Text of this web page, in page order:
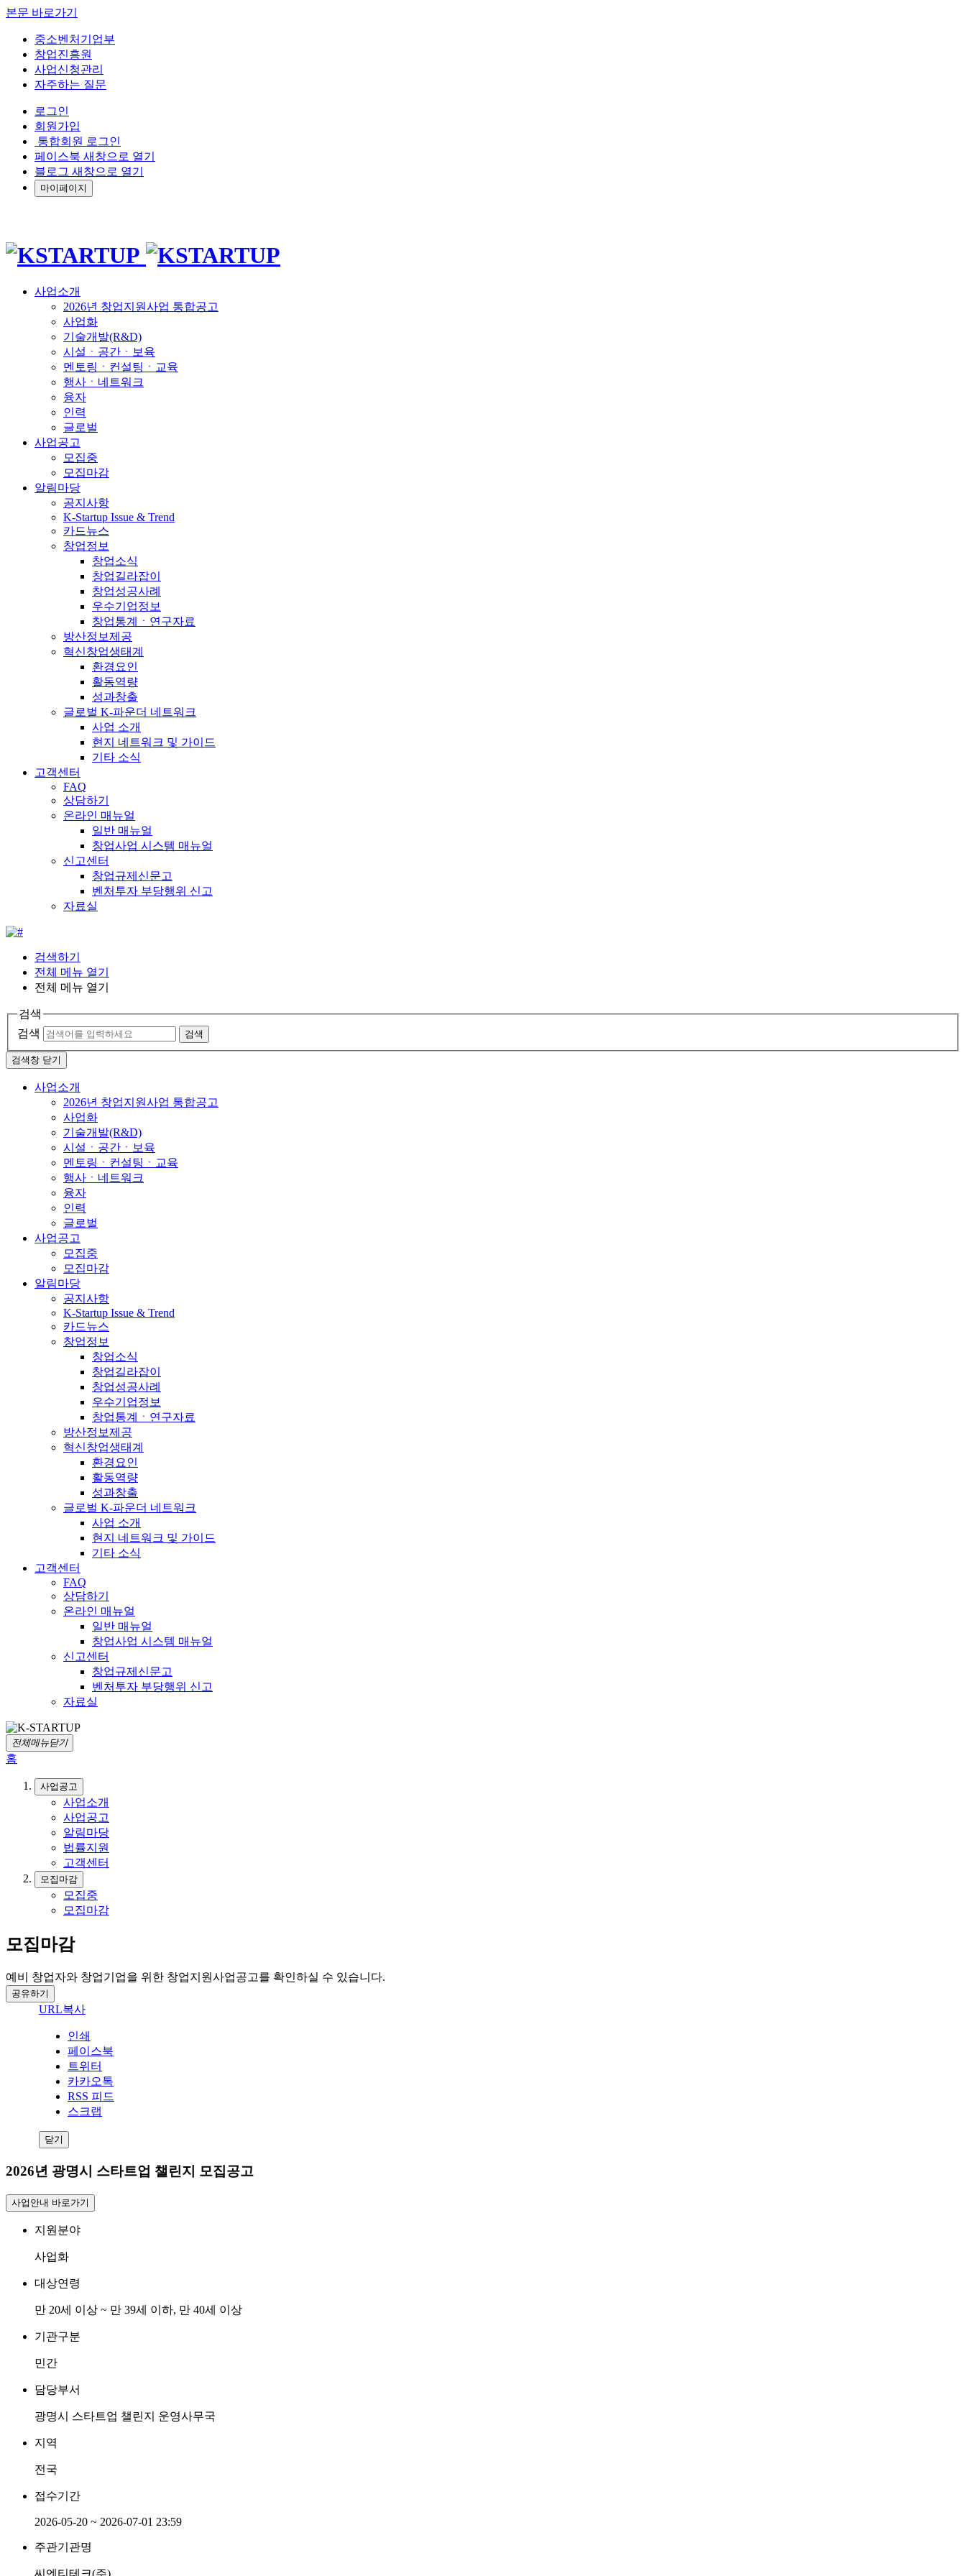
본문 바로가기
중소벤처기업부
창업진흥원
사업신청관리
자주하는 질문
로그인
회원가입
통합회원 로그인
페이스북 새창으로 열기
블로그 새창으로 열기
마이페이지
사업소개
2026년 창업지원사업 통합공고
사업화
기술개발(R&D)
시설ㆍ공간ㆍ보육
멘토링ㆍ컨설팅ㆍ교육
행사ㆍ네트워크
융자
인력
글로벌
사업공고
모집중
모집마감
알림마당
공지사항
K-Startup Issue & Trend
카드뉴스
창업정보
창업소식
창업길라잡이
창업성공사례
우수기업정보
창업통계ㆍ연구자료
방산정보제공
혁신창업생태계
환경요인
활동역량
성과창출
글로벌 K-파운더 네트워크
사업 소개
현지 네트워크 및 가이드
기타 소식
고객센터
FAQ
상담하기
온라인 매뉴얼
일반 매뉴얼
창업사업 시스템 매뉴얼
신고센터
창업규제신문고
벤처투자 부당행위 신고
자료실
검색하기
전체 메뉴 열기
전체 메뉴 열기
검색
검색
검색
검색창 닫기
사업소개
2026년 창업지원사업 통합공고
사업화
기술개발(R&D)
시설ㆍ공간ㆍ보육
멘토링ㆍ컨설팅ㆍ교육
행사ㆍ네트워크
융자
인력
글로벌
사업공고
모집중
모집마감
알림마당
공지사항
K-Startup Issue & Trend
카드뉴스
창업정보
창업소식
창업길라잡이
창업성공사례
우수기업정보
창업통계ㆍ연구자료
방산정보제공
혁신창업생태계
환경요인
활동역량
성과창출
글로벌 K-파운더 네트워크
사업 소개
현지 네트워크 및 가이드
기타 소식
고객센터
FAQ
상담하기
온라인 매뉴얼
일반 매뉴얼
창업사업 시스템 매뉴얼
신고센터
창업규제신문고
벤처투자 부당행위 신고
자료실
전체메뉴닫기
홈
사업공고
사업소개
사업공고
알림마당
법률지원
고객센터
모집마감
모집중
모집마감
모집마감
예비 창업자와 창업기업을 위한 창업지원사업공고를 확인하실 수 있습니다.
공유하기
URL복사
인쇄
페이스북
트위터
카카오톡
RSS 피드
스크랩
닫기
2026년 광명시 스타트업 챌린지 모집공고
사업안내 바로가기
지원분야
사업화
대상연령
만 20세 이상 ~ 만 39세 이하, 만 40세 이상
기관구분
민간
담당부서
광명시 스타트업 챌린지 운영사무국
지역
전국
접수기간
2026-05-20 ~ 2026-07-01 23:59
주관기관명
씨엔티테크(주)